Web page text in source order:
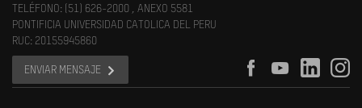
TELÉFONO: (51) 626-2000 , ANEXO 5581
PONTIFICIA UNIVERSIDAD CATOLICA DEL PERU
RUC: 20155945860
ENVIAR MENSAJE